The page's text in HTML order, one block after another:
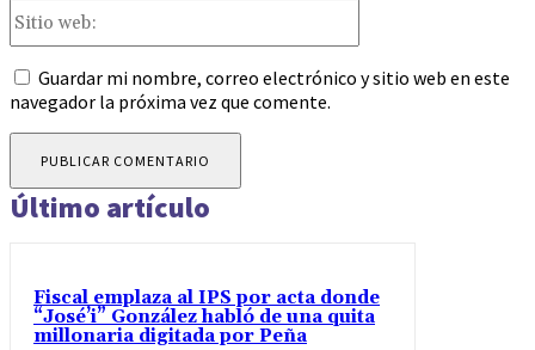
Guardar mi nombre, correo electrónico y sitio web en este
navegador la próxima vez que comente.
Último artículo
Fiscal emplaza al IPS por acta donde
“José’i” González habló de una quita
millonaria digitada por Peña